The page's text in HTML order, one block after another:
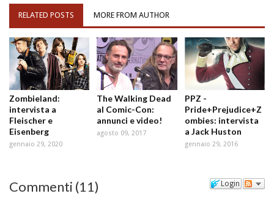
RELATED POSTS MORE FROM AUTHOR
Zombieland:
intervista a
Fleischer e
Eisenberg
gennaio 29, 2020
The Walking Dead
al Comic-Con:
annunci e video!
agosto 09, 2017
PPZ -
Pride+Prejudice+Z
ombies: intervista
a Jack Huston
gennaio 29, 2016
Login
Commenti (11)